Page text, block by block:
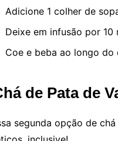
Adicione 1 colher de
Deixe em infusão por 10
Coe e beba ao longo do
de Pata de
segunda opção de